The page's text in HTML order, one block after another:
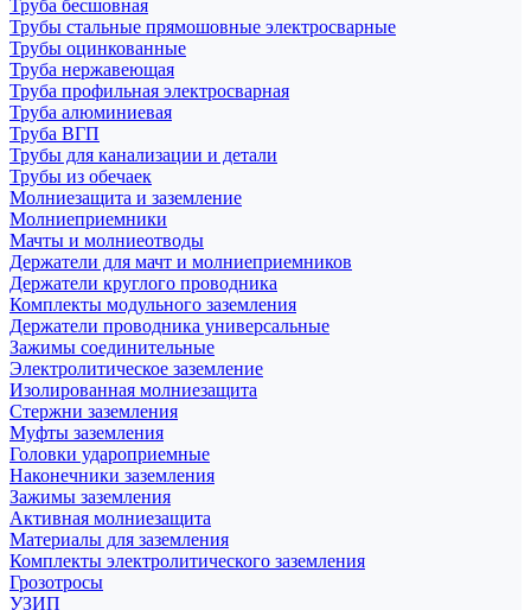
Труба бесшовная
Трубы стальные прямошовные электросварные
Трубы оцинкованные
Труба нержавеющая
Труба профильная электросварная
Труба алюминиевая
Труба ВГП
Трубы для канализации и детали
Трубы из обечаек
Молниезащита и заземление
Молниеприемники
Мачты и молниеотводы
Держатели для мачт и молниеприемников
Держатели круглого проводника
Комплекты модульного заземления
Держатели проводника универсальные
Зажимы соединительные
Электролитическое заземление
Изолированная молниезащита
Стержни заземления
Муфты заземления
Головки удароприемные
Наконечники заземления
Зажимы заземления
Активная молниезащита
Материалы для заземления
Комплекты электролитического заземления
Грозотросы
УЗИП